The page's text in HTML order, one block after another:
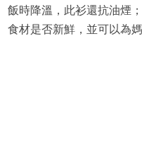
飯時降溫，此衫還抗油煙
食材是否新鮮，並可以為